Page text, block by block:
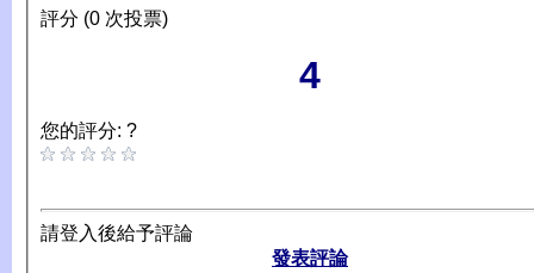
評分 (0 次投票)
4
您的評分: ?
請登入後給予評論
發表評論